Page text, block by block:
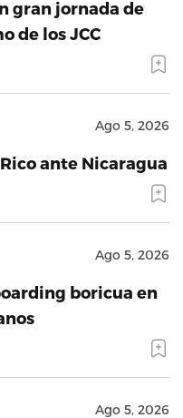
gran jornada de
de los JCC
Ago 5, 2026
ante Nicaragua
Ago 5, 2026
boricua en
Ago 5, 2026